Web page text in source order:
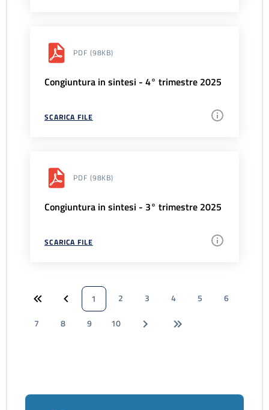
PDF (98KB)
Congiuntura in sintesi - 4° trimestre 2025
SCARICA FILE
PDF (98KB)
Congiuntura in sintesi - 3° trimestre 2025
SCARICA FILE
1 2 3 4 5
6
7
8 9 10